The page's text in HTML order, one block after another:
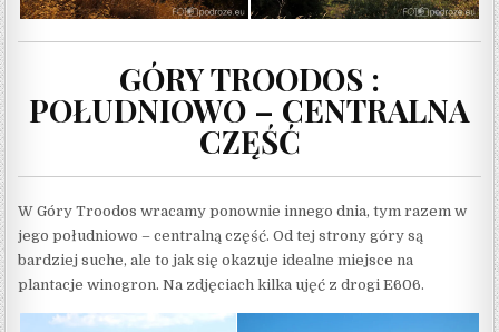
GÓRY TROODOS :
POŁUDNIOWO – CENTRALNA
CZĘŚĆ
W Góry Troodos wracamy ponownie innego dnia, tym razem w
jego południowo – centralną część. Od tej strony góry są
bardziej suche, ale to jak się okazuje idealne miejsce na
plantacje winogron. Na zdjęciach kilka ujęć z drogi E606.